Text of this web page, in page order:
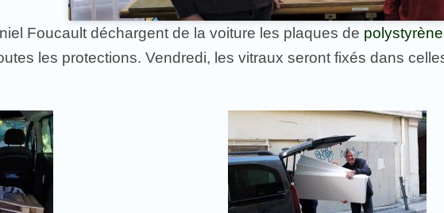
Foucault déchargent de la voiture les plaques de polystyrène
les protections. Vendredi, les vitraux seront fixés dans